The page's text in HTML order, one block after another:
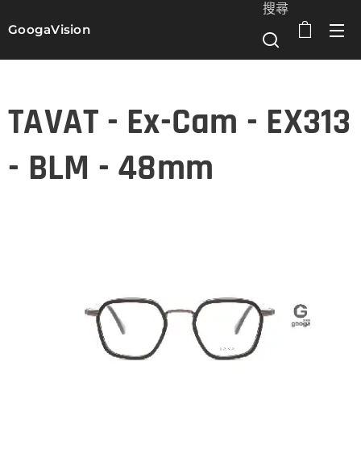
GoogaVision
搜尋
TAVAT - Ex-Cam - EX313
- BLM - 48mm